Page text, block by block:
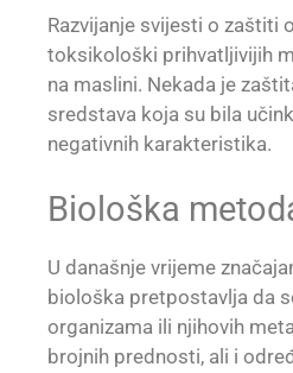
Razvijanje svijesti o zaštiti
toksikološki prihvatljivijih
na maslini. Nekada je
sredstava koja su bila
negativnih karakteristika.
Biološka
U današnje vrijeme
biološka pretpostavlja da
organizama ili njihovih
brojnih prednosti, ali i